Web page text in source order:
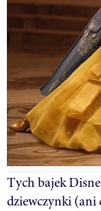
Tych bajek
dziewczynki (ani